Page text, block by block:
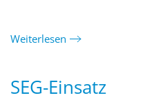
Weiterlesen
SEG-Einsatz